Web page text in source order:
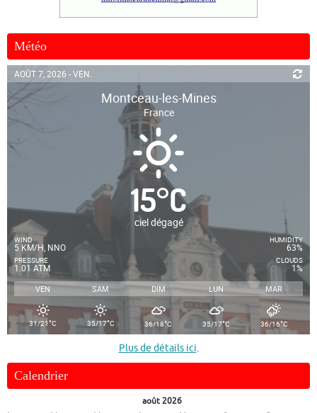
Météo
AOÛT 7, 2026 - VEN.
Montceau-les-Mines
France
15°C
ciel dégagé
WIND
5 KM/H, NNO
PRESSURE
1.01 ATM
HUMIDITY
63%
CLOUDS
1%
VEN SAM DIM LUN MAR
31/21°C 35/17°C 36/18°C 35/17°C 36/16°C
Plus de détails ici.
Calendrier
août 2026